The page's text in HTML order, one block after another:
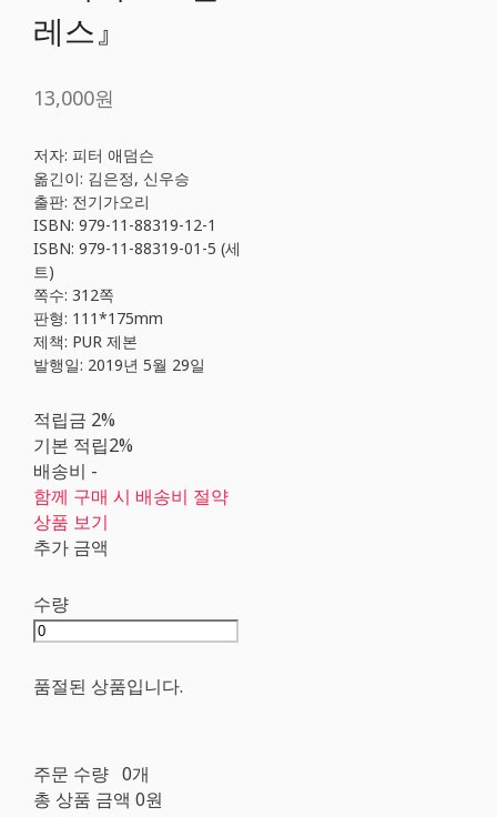
레스』
13,000원
저자: 피터 애덤슨
옮긴이: 김은정, 신우승
출판: 전기가오리
ISBN: 979-11-88319-12-1
ISBN: 979-11-88319-01-5 (세
트)
쪽수: 312쪽
판형: 111*175mm
제책: PUR 제본
발행일: 2019년 5월 29일
적립금 2%
기본 적립2%
배송비 -
함께 구매 시 배송비 절약
상품 보기
추가 금액
수량
품절된 상품입니다.
주문 수량 0개
총 상품 금액 0원